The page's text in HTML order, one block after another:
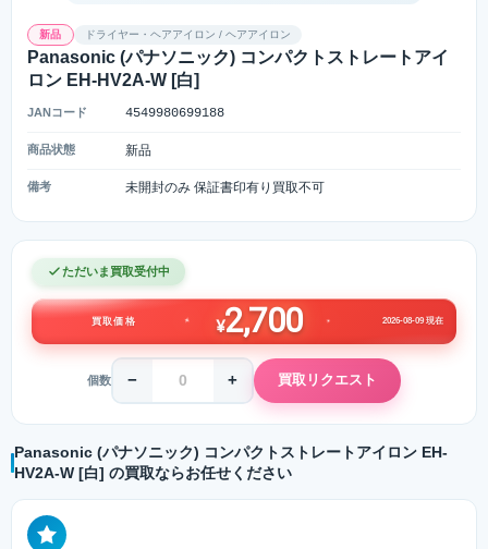
新品 ドライヤー・ヘアアイロン / ヘアアイロン
Panasonic (パナソニック) コンパクトストレートアイ
ロン EH-HV2A-W [白]
JANコード 4549980699188
商品状態 新品
備考 未開封のみ 保証書印有り買取不可
ただいま買取受付中
買取価格 ¥2,700 2026-08-09 現在
個数 − + 買取リクエスト
Panasonic (パナソニック) コンパクトストレートアイロン EH-
HV2A-W [白] の買取ならお任せください